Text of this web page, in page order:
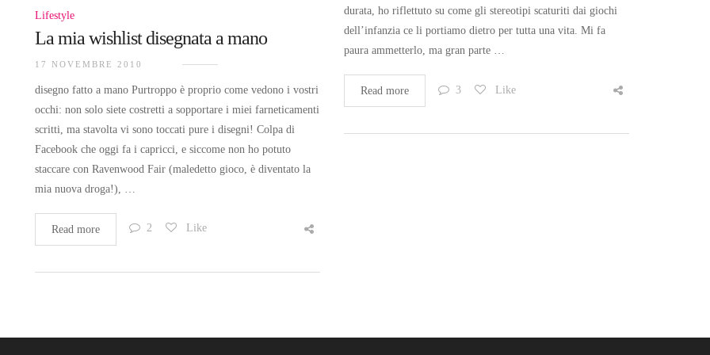
Lifestyle
La mia wishlist disegnata a mano
17 NOVEMBRE 2010
disegno fatto a mano Purtroppo è proprio come vedono i vostri
occhi: non solo siete costretti a sopportare i miei farneticamenti
scritti, ma stavolta vi sono toccati pure i disegni! Colpa di
Facebook che oggi fa i capricci, e siccome non ho potuto
staccare con Ravenwood Fair (maledetto gioco, è diventato la
mia nuova droga!), …
Read more 2 Like
durata, ho riflettuto su come gli stereotipi scaturiti dai giochi
dell’infanzia ce li portiamo dietro per tutta una vita. Mi fa
paura ammetterlo, ma gran parte …
Read more 3 Like